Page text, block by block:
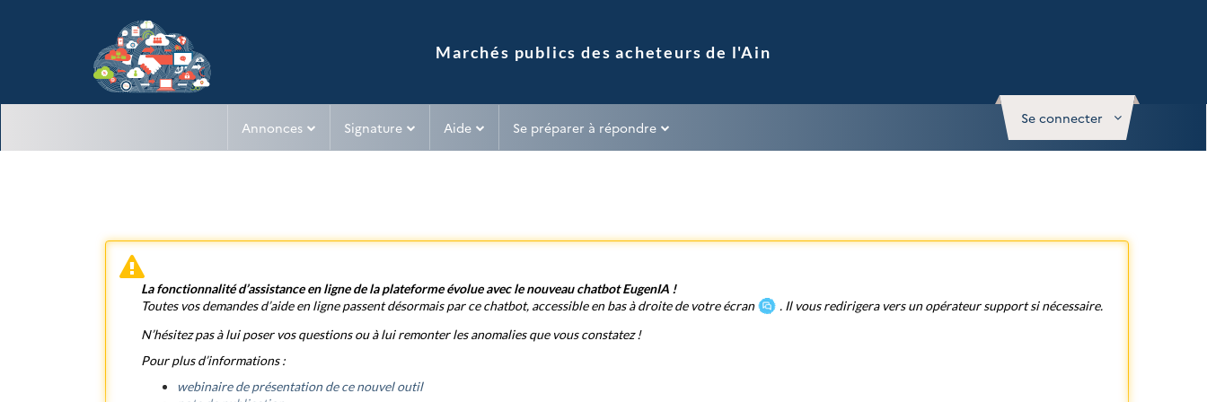
Se connecter
Annonces Signature Aide Se préparer à répondre
La fonctionnalité d’assistance en ligne de la plateforme évolue avec le nouveau chatbot EugenIA !
Toutes vos demandes d’aide en ligne passent désormais par ce chatbot, accessible en bas à droite de votre écran
. Il vous redirigera vers un opérateur support si nécessaire.
N’hésitez pas à lui poser vos questions ou à lui remonter les anomalies que vous constatez !
Pour plus d’informations :
webinaire de présentation de ce nouvel outil